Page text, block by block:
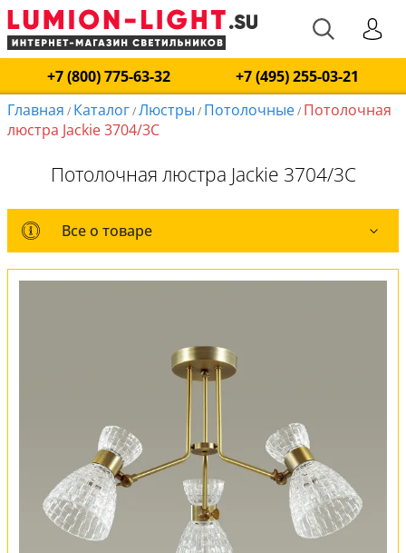
+7 (800) 775-63-32
+7 (495) 255-03-21
Главная / Каталог/Люстры / Потолочные/ Потолочная
люстра Jackie 3704/3C
Потолочная люстра Jackie 3704/3C
Все о товаре
Все о товаре
Оплата и доставка
Обмен и возврат
Установка
FAQ